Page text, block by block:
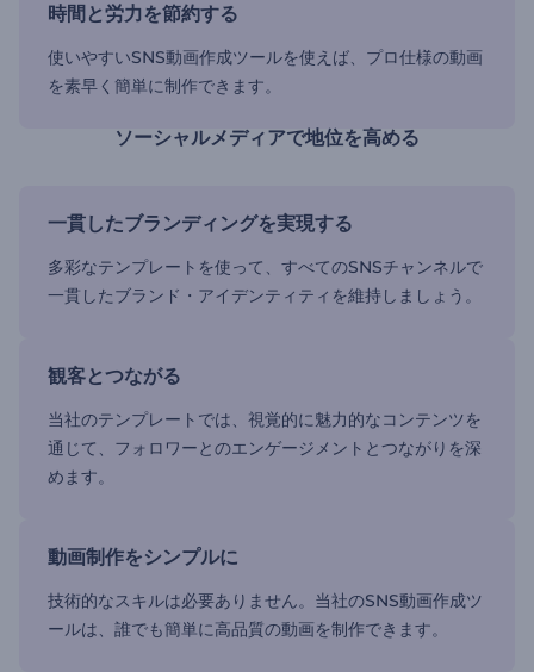
時間と労力を節約する
使いやすいSNS動画作成ツールを使えば、プロ仕様の動画
を素早く簡単に制作できます。
ソーシャルメディアで地位を高める
一貫したブランディングを実現する
多彩なテンプレートを使って、すべてのSNSチャンネルで
一貫したブランド・アイデンティティを維持しましょう。
観客とつながる
当社のテンプレートでは、視覚的に魅力的なコンテンツを
通じて、フォロワーとのエンゲージメントとつながりを深
めます。
動画制作をシンプルに
技術的なスキルは必要ありません。当社のSNS動画作成ツ
ールは、誰でも簡単に高品質の動画を制作できます。